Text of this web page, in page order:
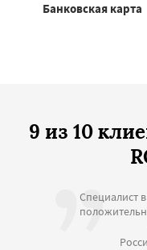
Банковская карта
9 из 10
Специалист